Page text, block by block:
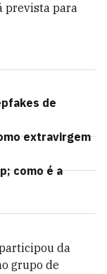
prevista para
de
extravirgem
como é a
da
grupo de